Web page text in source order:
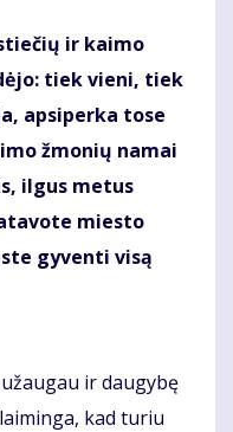
ir kaimo
tiek vieni, tiek
apsiperka tose
žmonių namai
ilgus metus
miesto
gyventi visą
ir daugybę
kad turiu